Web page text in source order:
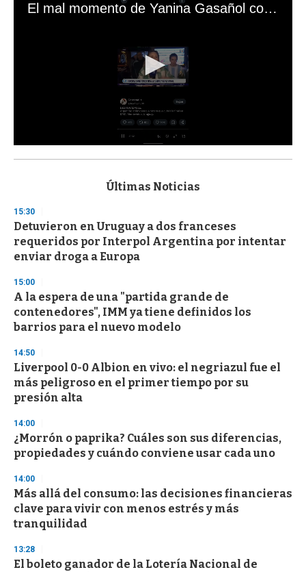
El mal momento de Yanina Gasañol con un hincha argentino en "Subrayado"
s
d
s
o
f
3
s
e
c
o
n
s
Últimas Noticias
15:30
Detuvieron en Uruguay a dos franceses
requeridos por Interpol Argentina por intentar
enviar droga a Europa
15:00
A la espera de una "partida grande de
contenedores", IMM ya tiene definidos los
barrios para el nuevo modelo
14:50
Liverpool 0-0 Albion en vivo: el negriazul fue el
más peligroso en el primer tiempo por su
presión alta
14:00
¿Morrón o paprika? Cuáles son sus diferencias,
propiedades y cuándo conviene usar cada uno
14:00
Más allá del consumo: las decisiones financieras
clave para vivir con menos estrés y más
tranquilidad
13:28
El boleto ganador de la Lotería Nacional de